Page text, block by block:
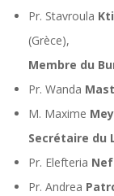
Pr. Stavroula
(Grèce),
Membre du
Pr. Wanda
M. Maxime
Secrétaire du
Pr. Elefteria
Pr. Andrea